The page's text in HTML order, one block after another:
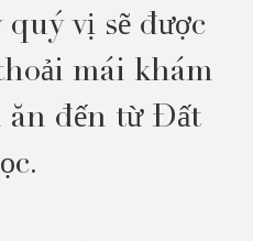
vị sẽ được
mái khám
ăn đến từ Đất